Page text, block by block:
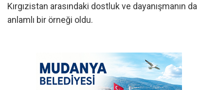
Kırgızistan arasındaki dostluk ve dayanışmanın da
anlamlı bir örneği oldu.